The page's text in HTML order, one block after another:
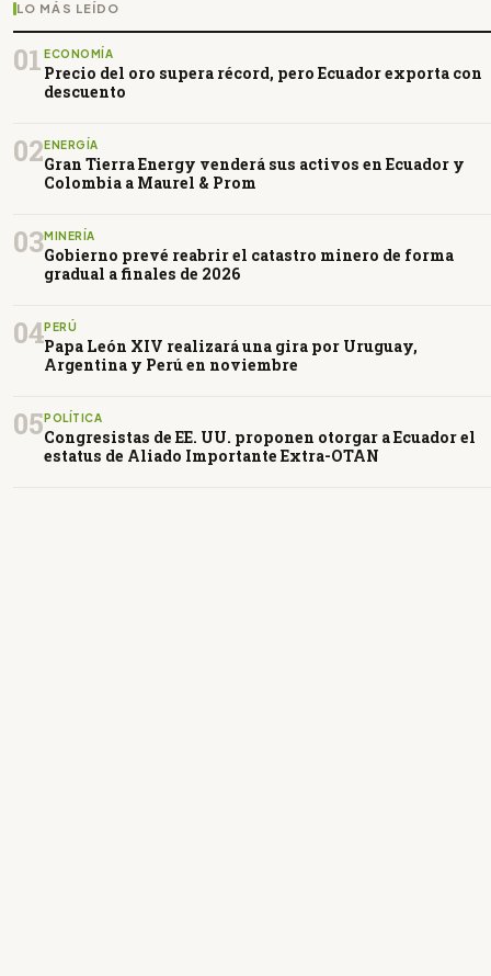
LO MÁS LEÍDO
01 ECONOMÍA
Precio del oro supera récord, pero Ecuador exporta con
descuento
02 ENERGÍA
Gran Tierra Energy venderá sus activos en Ecuador y
Colombia a Maurel & Prom
03MINERÍA
Gobierno prevé reabrir el catastro minero de forma
gradual a finales de 2026
04PERÚ
Papa León XIV realizará una gira por Uruguay,
Argentina y Perú en noviembre
05 POLÍTICA
Congresistas de EE. UU. proponen otorgar a Ecuador el
estatus de Aliado Importante Extra-OTAN